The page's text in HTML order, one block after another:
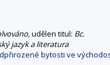
, udělen titul: Bc.
jazyk a literatura
bytosti ve